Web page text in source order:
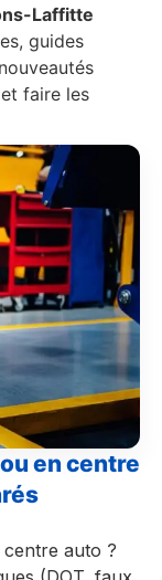
Laffitte
guides
faire les
en centre
auto ?